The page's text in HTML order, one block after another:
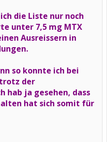
die Liste nur noch
unter 7,5 mg MTX
Ausreissern in
so konnte ich bei
der
hab ja gesehen, dass
hat sich somit für